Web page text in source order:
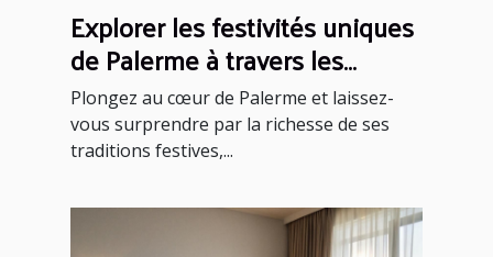
Explorer les festivités uniques
de Palerme à travers les
saisons
Plongez au cœur de Palerme et laissez-
vous surprendre par la richesse de ses
traditions festives,...